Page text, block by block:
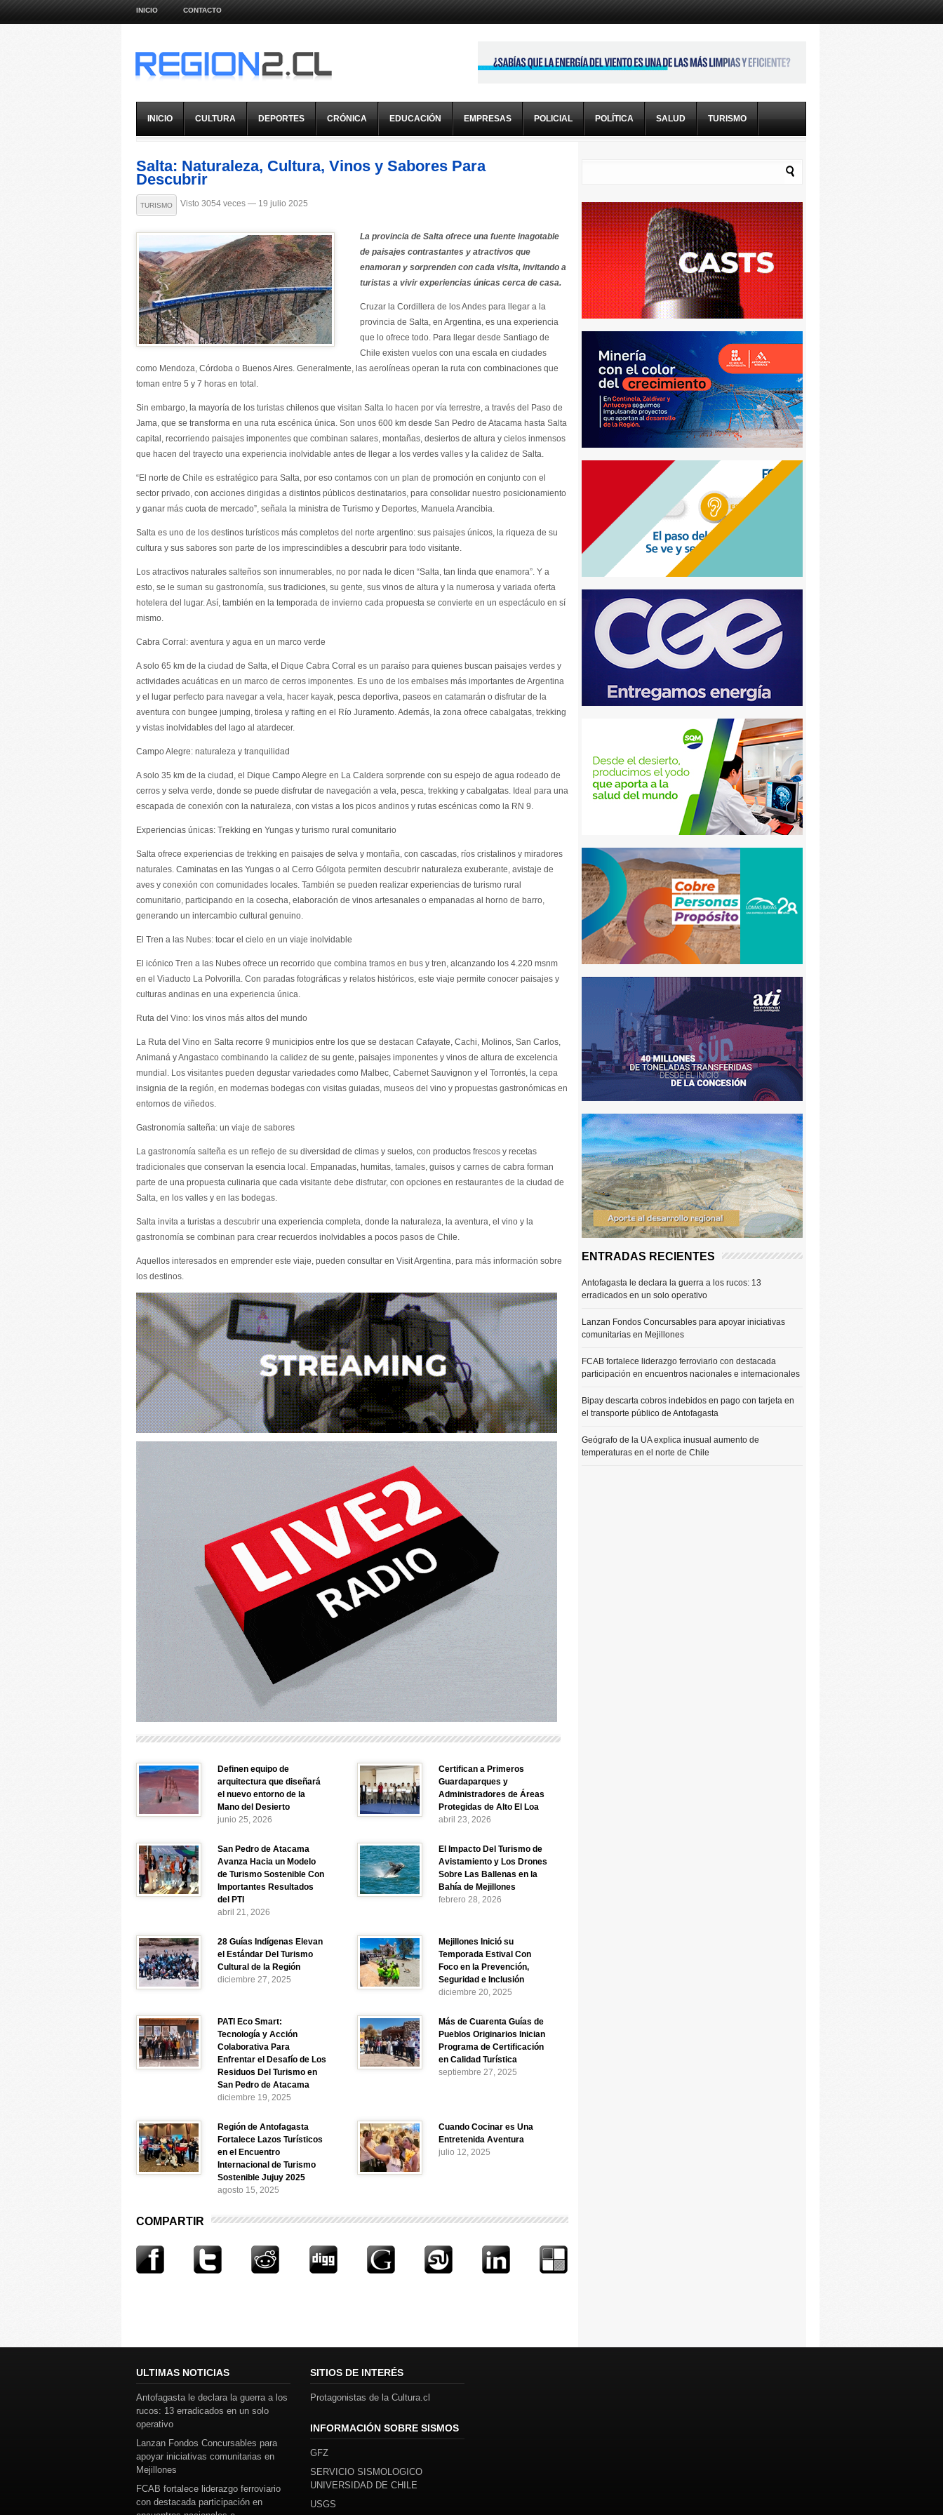
INICIO CONTACTO
INICIO CULTURA DEPORTES CRÓNICA EDUCACIÓN EMPRESAS POLICIAL POLÍTICA SALUD TURISMO
Salta: Naturaleza, Cultura, Vinos y Sabores Para
Descubrir
TURISMO Visto 3054 veces — 19 julio 2025
La provincia de Salta ofrece una fuente inagotable
de paisajes contrastantes y atractivos que
enamoran y sorprenden con cada visita, invitando a
turistas a vivir experiencias únicas cerca de casa.
Cruzar la Cordillera de los Andes para llegar a la
provincia de Salta, en Argentina, es una experiencia
que lo ofrece todo. Para llegar desde Santiago de
Chile existen vuelos con una escala en ciudades
como Mendoza, Córdoba o Buenos Aires. Generalmente, las aerolíneas operan la ruta con combinaciones que
toman entre 5 y 7 horas en total.
Sin embargo, la mayoría de los turistas chilenos que visitan Salta lo hacen por vía terrestre, a través del Paso de
Jama, que se transforma en una ruta escénica única. Son unos 600 km desde San Pedro de Atacama hasta Salta
capital, recorriendo paisajes imponentes que combinan salares, montañas, desiertos de altura y cielos inmensos
que hacen del trayecto una experiencia inolvidable antes de llegar a los verdes valles y la calidez de Salta.
“El norte de Chile es estratégico para Salta, por eso contamos con un plan de promoción en conjunto con el
sector privado, con acciones dirigidas a distintos públicos destinatarios, para consolidar nuestro posicionamiento
y ganar más cuota de mercado”, señala la ministra de Turismo y Deportes, Manuela Arancibia.
Salta es uno de los destinos turísticos más completos del norte argentino: sus paisajes únicos, la riqueza de su
cultura y sus sabores son parte de los imprescindibles a descubrir para todo visitante.
Los atractivos naturales salteños son innumerables, no por nada le dicen “Salta, tan linda que enamora”. Y a
esto, se le suman su gastronomía, sus tradiciones, su gente, sus vinos de altura y la numerosa y variada oferta
hotelera del lugar. Así, también en la temporada de invierno cada propuesta se convierte en un espectáculo en sí
mismo.
Cabra Corral: aventura y agua en un marco verde
A solo 65 km de la ciudad de Salta, el Dique Cabra Corral es un paraíso para quienes buscan paisajes verdes y
actividades acuáticas en un marco de cerros imponentes. Es uno de los embalses más importantes de Argentina
y el lugar perfecto para navegar a vela, hacer kayak, pesca deportiva, paseos en catamarán o disfrutar de la
aventura con bungee jumping, tirolesa y rafting en el Río Juramento. Además, la zona ofrece cabalgatas, trekking
y vistas inolvidables del lago al atardecer.
Campo Alegre: naturaleza y tranquilidad
A solo 35 km de la ciudad, el Dique Campo Alegre en La Caldera sorprende con su espejo de agua rodeado de
cerros y selva verde, donde se puede disfrutar de navegación a vela, pesca, trekking y cabalgatas. Ideal para una
escapada de conexión con la naturaleza, con vistas a los picos andinos y rutas escénicas como la RN 9.
Experiencias únicas: Trekking en Yungas y turismo rural comunitario
Salta ofrece experiencias de trekking en paisajes de selva y montaña, con cascadas, ríos cristalinos y miradores
naturales. Caminatas en las Yungas o al Cerro Gólgota permiten descubrir naturaleza exuberante, avistaje de
aves y conexión con comunidades locales. También se pueden realizar experiencias de turismo rural
comunitario, participando en la cosecha, elaboración de vinos artesanales o empanadas al horno de barro,
generando un intercambio cultural genuino.
El Tren a las Nubes: tocar el cielo en un viaje inolvidable
El icónico Tren a las Nubes ofrece un recorrido que combina tramos en bus y tren, alcanzando los 4.220 msnm
en el Viaducto La Polvorilla. Con paradas fotográficas y relatos históricos, este viaje permite conocer paisajes y
culturas andinas en una experiencia única.
Ruta del Vino: los vinos más altos del mundo
La Ruta del Vino en Salta recorre 9 municipios entre los que se destacan Cafayate, Cachi, Molinos, San Carlos,
Animaná y Angastaco combinando la calidez de su gente, paisajes imponentes y vinos de altura de excelencia
mundial. Los visitantes pueden degustar variedades como Malbec, Cabernet Sauvignon y el Torrontés, la cepa
insignia de la región, en modernas bodegas con visitas guiadas, museos del vino y propuestas gastronómicas en
entornos de viñedos.
Gastronomía salteña: un viaje de sabores
La gastronomía salteña es un reflejo de su diversidad de climas y suelos, con productos frescos y recetas
tradicionales que conservan la esencia local. Empanadas, humitas, tamales, guisos y carnes de cabra forman
parte de una propuesta culinaria que cada visitante debe disfrutar, con opciones en restaurantes de la ciudad de
Salta, en los valles y en las bodegas.
Salta invita a turistas a descubrir una experiencia completa, donde la naturaleza, la aventura, el vino y la
gastronomía se combinan para crear recuerdos inolvidables a pocos pasos de Chile.
Aquellos interesados en emprender este viaje, pueden consultar en Visit Argentina, para más información sobre
los destinos.
Definen equipo de
arquitectura que diseñará
el nuevo entorno de la
Mano del Desierto
junio 25, 2026
Certifican a Primeros
Guardaparques y
Administradores de Áreas
Protegidas de Alto El Loa
abril 23, 2026
San Pedro de Atacama
Avanza Hacia un Modelo
de Turismo Sostenible Con
Importantes Resultados
del PTI
abril 21, 2026
El Impacto Del Turismo de
Avistamiento y Los Drones
Sobre Las Ballenas en la
Bahía de Mejillones
febrero 28, 2026
28 Guías Indígenas Elevan
el Estándar Del Turismo
Cultural de la Región
diciembre 27, 2025
Mejillones Inició su
Temporada Estival Con
Foco en la Prevención,
Seguridad e Inclusión
diciembre 20, 2025
PATI Eco Smart:
Tecnología y Acción
Colaborativa Para
Enfrentar el Desafío de Los
Residuos Del Turismo en
San Pedro de Atacama
diciembre 19, 2025
Más de Cuarenta Guías de
Pueblos Originarios Inician
Programa de Certificación
en Calidad Turística
septiembre 27, 2025
Región de Antofagasta
Fortalece Lazos Turísticos
en el Encuentro
Internacional de Turismo
Sostenible Jujuy 2025
agosto 15, 2025
Cuando Cocinar es Una
Entretenida Aventura
julio 12, 2025
COMPARTIR
ENTRADAS RECIENTES
Antofagasta le declara la guerra a los rucos: 13
erradicados en un solo operativo
Lanzan Fondos Concursables para apoyar iniciativas
comunitarias en Mejillones
FCAB fortalece liderazgo ferroviario con destacada
participación en encuentros nacionales e internacionales
Bipay descarta cobros indebidos en pago con tarjeta en
el transporte público de Antofagasta
Geógrafo de la UA explica inusual aumento de
temperaturas en el norte de Chile
ULTIMAS NOTICIAS
Antofagasta le declara la guerra a los
rucos: 13 erradicados en un solo
operativo
Lanzan Fondos Concursables para
apoyar iniciativas comunitarias en
Mejillones
FCAB fortalece liderazgo ferroviario
con destacada participación en
SITIOS DE INTERÉS
Protagonistas de la Cultura.cl
INFORMACIÓN SOBRE SISMOS
GFZ
SERVICIO SISMOLOGICO
UNIVERSIDAD DE CHILE
USGS